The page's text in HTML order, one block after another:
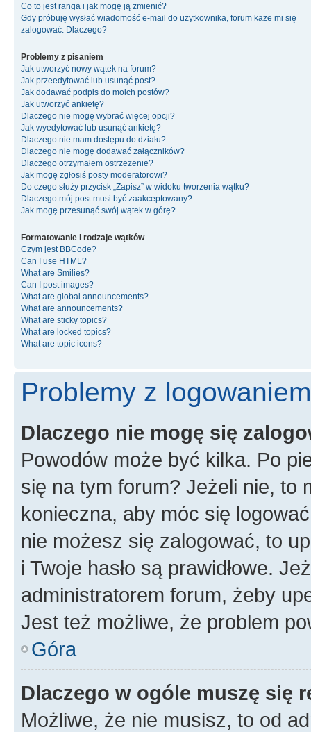
Co to jest ranga i jak mogę ją zmienić?
Gdy próbuję wysłać wiadomość e-mail do użytkownika, forum każe mi się
zalogować. Dlaczego?
Problemy z pisaniem
Jak utworzyć nowy wątek na forum?
Jak przeedytować lub usunąć post?
Jak dodawać podpis do moich postów?
Jak utworzyć ankietę?
Dlaczego nie mogę wybrać więcej opcji?
Jak wyedytować lub usunąć ankietę?
Dlaczego nie mam dostępu do działu?
Dlaczego nie mogę dodawać załączników?
Dlaczego otrzymałem ostrzeżenie?
Jak mogę zgłosiś posty moderatorowi?
Do czego służy przycisk „Zapisz” w widoku tworzenia wątku?
Dlaczego mój post musi być zaakceptowany?
Jak mogę przesunąć swój wątek w górę?
Formatowanie i rodzaje wątków
Czym jest BBCode?
Can I use HTML?
What are Smilies?
Can I post images?
What are global announcements?
What are announcements?
What are sticky topics?
What are locked topics?
What are topic icons?
Problemy z
Dlaczego nie mogę się
Powodów może być kilka. Po
się na tym forum? Jeżeli nie, to
konieczna, aby móc się
nie możesz się zalogować, to
i Twoje hasło są prawidłowe.
administratorem forum, żeby
Jest też możliwe, że problem
Góra
Dlaczego w ogóle muszę się
Możliwe, że nie musisz, to od